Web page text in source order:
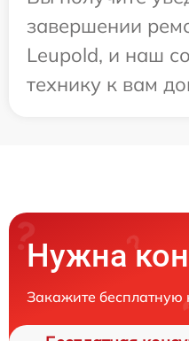
завершении
Leupold, и наш
технику к вам
Нужна
Закажите бесплатную